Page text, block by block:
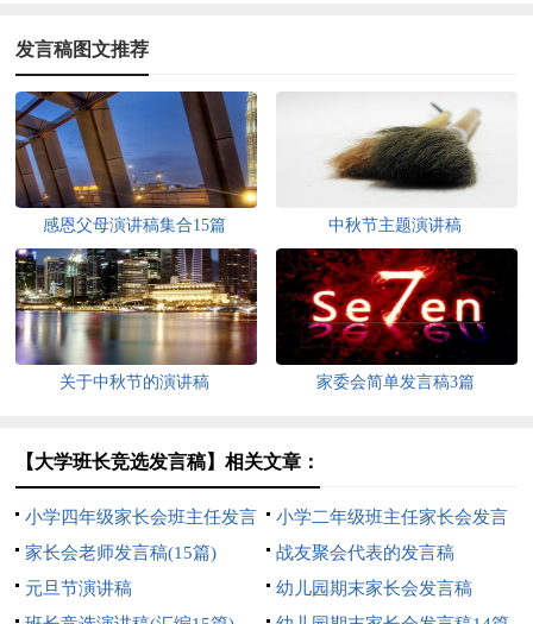
发言稿图文推荐
感恩父母演讲稿集合15篇 中秋节主题演讲稿
关于中秋节的演讲稿 家委会简单发言稿3篇
【大学班长竞选发言稿】相关文章：
小学四年级家长会班主任发言
稿
小学二年级班主任家长会发言
稿
家长会老师发言稿(15篇)
战友聚会代表的发言稿
元旦节演讲稿
幼儿园期末家长会发言稿